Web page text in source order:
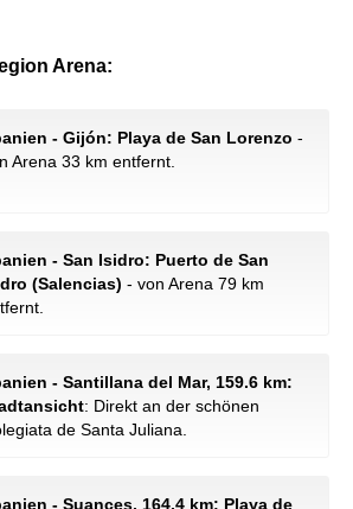
Arena:
- Gijón: Playa de San Lorenzo -
Arena 33 km entfernt.
- San Isidro: Puerto de San
(Salencias) - von Arena 79 km
- Santillana del Mar, 159.6 km:
: Direkt an der schönen
de Santa Juliana.
- Suances, 164.4 km: Playa de